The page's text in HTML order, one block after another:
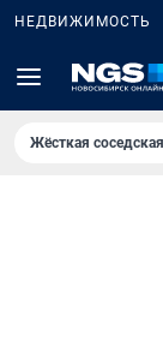
НЕДВИЖИМОСТЬ
Жёсткая